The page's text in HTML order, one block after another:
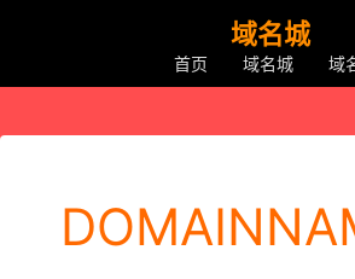
域名城
首页 域名城 域